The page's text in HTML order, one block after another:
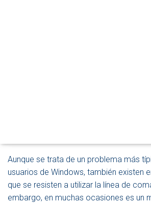
Aunque se trata de un problema más
usuarios de Windows, también existen
que se resisten a utilizar la línea de
embargo, en muchas ocasiones es un